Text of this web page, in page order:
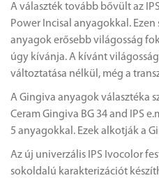
A választék tovább bővült az
Power Incisal anyagokkal.
anyagok erősebb világosság
úgy kívánja. A kívánt
változtatása nélkül, még a
A Gingiva anyagok választéka
Ceram Gingiva BG 34 and IPS
5 anyagokkal. Ezek alkotják a
Az új univerzális IPS Ivocolor
sokoldalú karakterizációt